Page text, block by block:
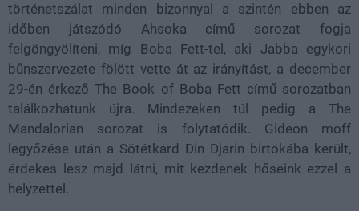
történetszálat minden bizonnyal a szintén ebben az
időben játszódó Ahsoka című sorozat fogja
felgöngyölíteni, míg Boba Fett-tel, aki Jabba egykori
bűnszervezete fölött vette át az irányítást, a december
29-én érkező The Book of Boba Fett című sorozatban
találkozhatunk újra. Mindezeken túl pedig a The
Mandalorian sorozat is folytatódik. Gideon moff
legyőzése után a Sötétkard Din Djarin birtokába került,
érdekes lesz majd látni, mit kezdenek hőseink ezzel a
helyzettel.